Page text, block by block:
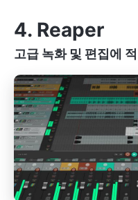
4. Reaper
고급 녹화 및 편집에